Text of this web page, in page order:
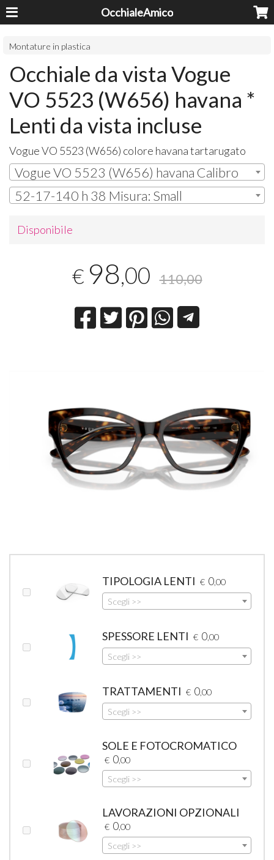
OcchialeAmico
Montature in plastica
Occhiale da vista Vogue
VO 5523 (W656) havana *
Lenti da vista incluse
Vogue VO 5523 (W656) colore havana tartarugato
Vogue VO 5523 (W656) havana Calibro
52-17-140 h 38 Misura: Small
Disponibile
€ 98,00 110,00
TIPOLOGIA LENTI € 0,00
Scegli >>
SPESSORE LENTI € 0,00
Scegli >>
TRATTAMENTI € 0,00
Scegli >>
SOLE E FOTOCROMATICO
€ 0,00
Scegli >>
LAVORAZIONI OPZIONALI
€ 0,00
Scegli >>